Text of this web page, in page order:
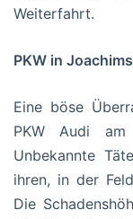
Weiterfahrt.
PKW in
Eine böse
PKW Audi am
Unbekannte
ihren, in der
Die